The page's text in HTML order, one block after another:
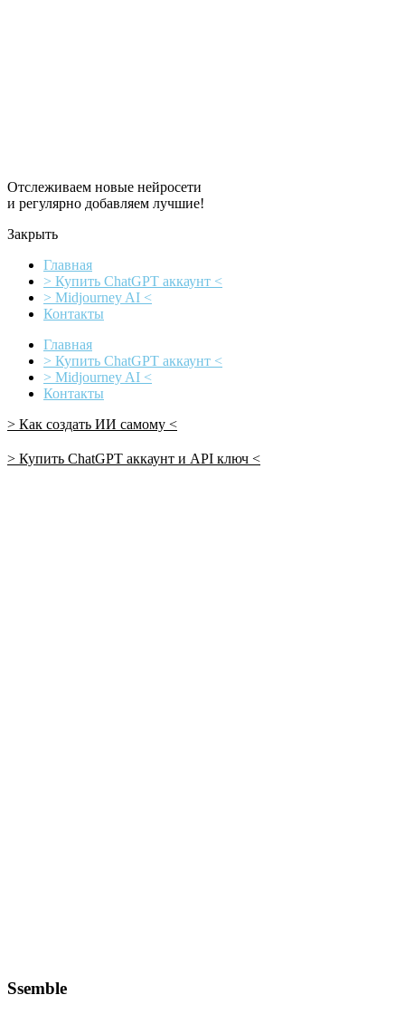
Отслеживаем новые нейросети
и регулярно добавляем лучшие!
Закрыть
Главная
> Купить ChatGPT аккаунт <
> Midjourney AI <
Контакты
Главная
> Купить ChatGPT аккаунт <
> Midjourney AI <
Контакты
> Как создать ИИ самому <
> Купить ChatGPT аккаунт и API ключ <
Ssemble